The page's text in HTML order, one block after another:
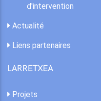
d'intervention
Actualité
Liens partenaires
LARRETXEA
Projets